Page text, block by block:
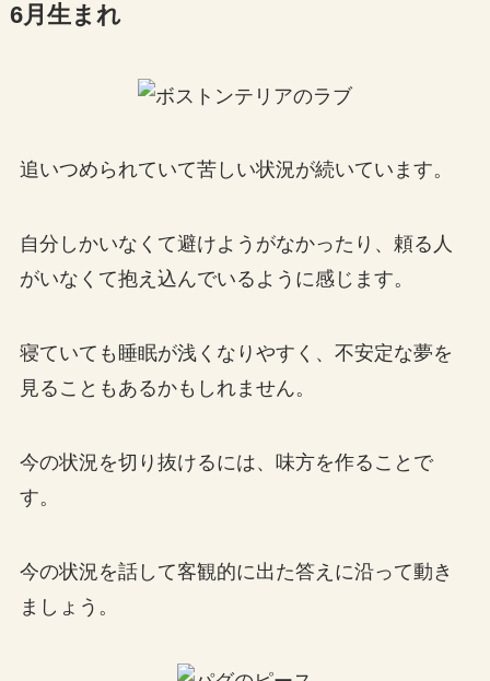
6月生まれ
追いつめられていて苦しい状況が続いています。
自分しかいなくて避けようがなかったり、頼る人
がいなくて抱え込んでいるように感じます。
寝ていても睡眠が浅くなりやすく、不安定な夢を
見ることもあるかもしれません。
今の状況を切り抜けるには、味方を作ることで
す。
今の状況を話して客観的に出た答えに沿って動き
ましょう。